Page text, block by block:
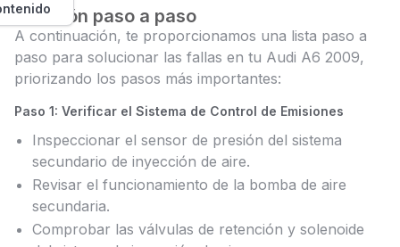
Solución paso a paso
A continuación, te proporcionamos una lista paso a
paso para solucionar las fallas en tu Audi A6 2009,
priorizando los pasos más importantes:
Paso 1: Verificar el Sistema de Control de Emisiones
Inspeccionar el sensor de presión del sistema
secundario de inyección de aire.
Revisar el funcionamiento de la bomba de aire
secundaria.
Comprobar las válvulas de retención y solenoide